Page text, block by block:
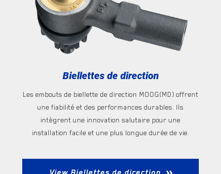
Biellettes de direction
Les embouts de biellette de direction MOOG(MD) offrent
une fiabilité et des performances durables. Ils
intègrent une innovation salutaire pour une
installation facile et une plus longue durée de vie.